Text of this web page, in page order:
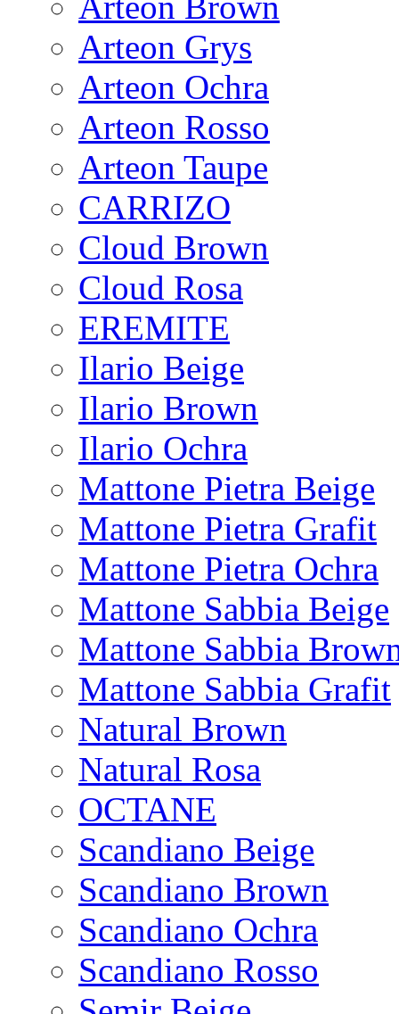
Arteon Grys
Arteon Ochra
Arteon Rosso
Arteon Taupe
CARRIZO
Cloud Brown
Cloud Rosa
EREMITE
Ilario Beige
Ilario Brown
Ilario Ochra
Mattone Pietra Beige
Mattone Pietra Grafit
Mattone Pietra Ochra
Mattone Sabbia Beige
Mattone Sabbia
Mattone Sabbia Grafit
Natural Brown
Natural Rosa
OCTANE
Scandiano Beige
Scandiano Brown
Scandiano Ochra
Scandiano Rosso